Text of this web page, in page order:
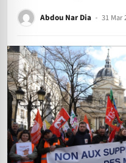
Abdou Nar Dia 31 Mar